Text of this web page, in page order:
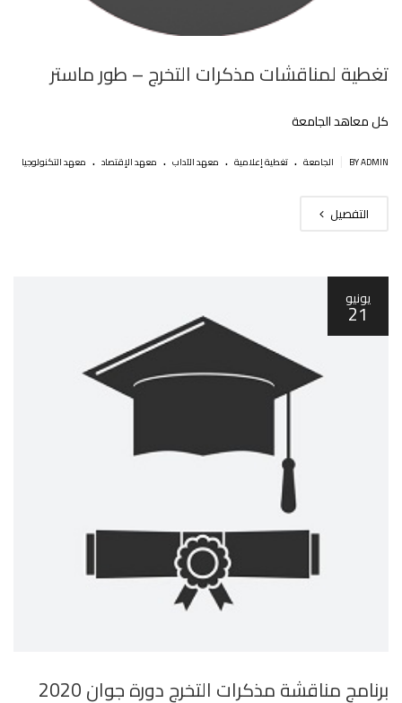
تغطية لمناقشات مذكرات التخرج – طور ماستر
كل معاهد الجامعة
BY ADMIN الجامعة . تغطية إعلامية . معهد الآداب . معهد الإقتصاد . معهد التكنولوجيا
التفصيل
يونيو
21
برنامج مناقشة مذكرات التخرج دورة جوان 2020